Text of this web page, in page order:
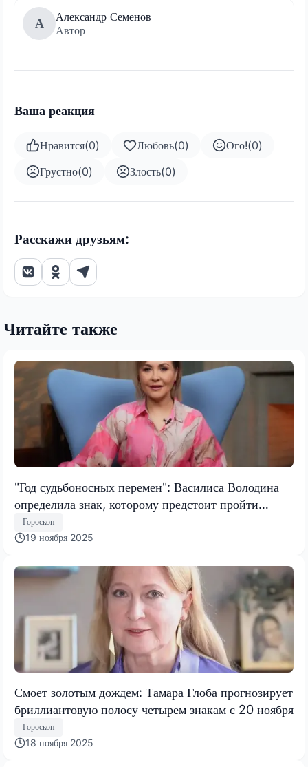
А
Александр Семенов
Автор
Ваша реакция
Нравится(0) Любовь(0) Ого!(0)
Грустно(0) Злость(0)
Расскажи друзьям:
Читайте также
"Год судьбоносных перемен": Василиса Володина
определила знак, которому предстоит пройти
испытание, меняющее все
Гороскоп
19 ноября 2025
Смоет золотым дождем: Тамара Глоба прогнозирует
бриллиантовую полосу четырем знакам с 20 ноября
Гороскоп
18 ноября 2025